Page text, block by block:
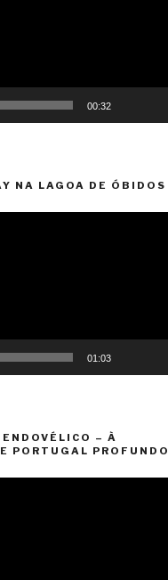
00:32
NA LAGOA DE ÓBIDOS
01:03
– À
PORTUGAL PROFUNDO